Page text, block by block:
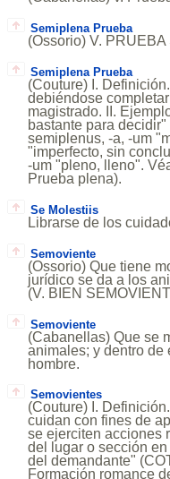
Semiplena Prueba
(Ossorio) V.
Semiplena Prueba
(Couture) I.
debiéndose
magistrado. II.
bastante para
semiplenus, -a, -um
"imperfecto, sin
-um "pleno, lleno".
Prueba plena).
Se Molestiis
Librarse de los
Semoviente
(Ossorio) Que tiene
jurídico se da a los
(V. BIEN
Semoviente
(Cabanellas) Que se
animales; y dentro
hombre.
Semovientes
(Couture) I.
cuidan con fines de
se ejerciten acciones
del lugar o sección
del demandante"
Formación romance